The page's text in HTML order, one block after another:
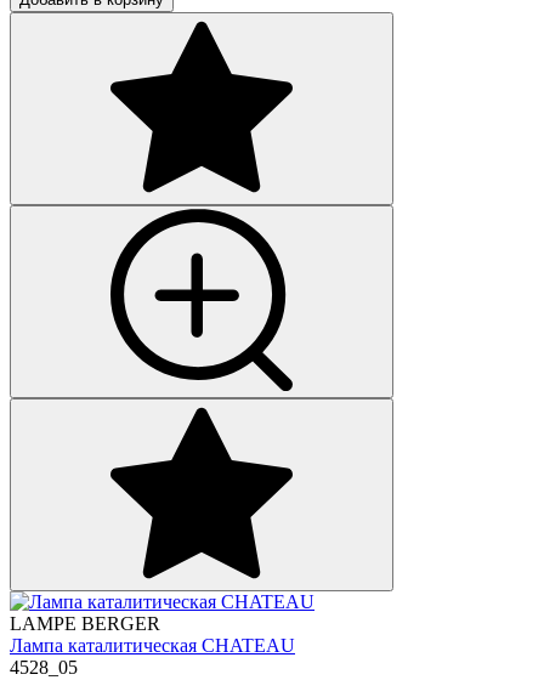
LAMPE BERGER
Лампа каталитическая CHATEAU
4528_05